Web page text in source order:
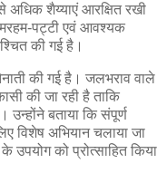
अधिक शैय्याएं आरक्षित रखी
मरहम-पट्टी एवं आवश्यक
की गई है।
की गई है। जलभराव वाले
की जा रही है ताकि
उन्होंने बताया कि संपूर्ण
विशेष अभियान चलाया जा
उपयोग को प्रोत्साहित किया